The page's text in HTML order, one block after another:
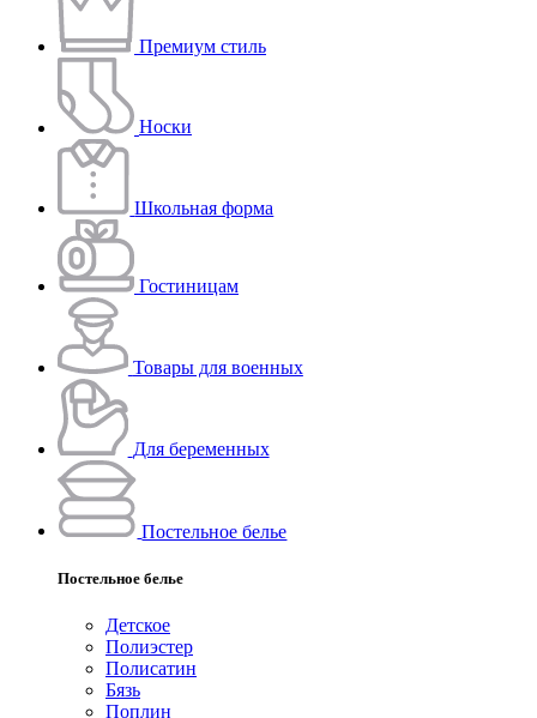
Премиум стиль
Носки
Школьная форма
Гостиницам
Товары для военных
Для беременных
Постельное белье
Постельное белье
Детское
Полиэстeр
Полисатин
Бязь
Поплин